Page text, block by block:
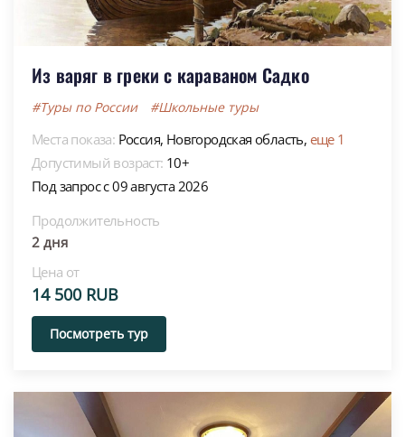
Из варяг в греки с караваном Садко
#Туры по России #Школьные туры
Места показа: Россия, Новгородская область, еще 1
Допустимый возраст: 10+
Под запрос с 09 августа 2026
Продолжительность
2 дня
Цена от
14 500 RUB
Посмотреть тур